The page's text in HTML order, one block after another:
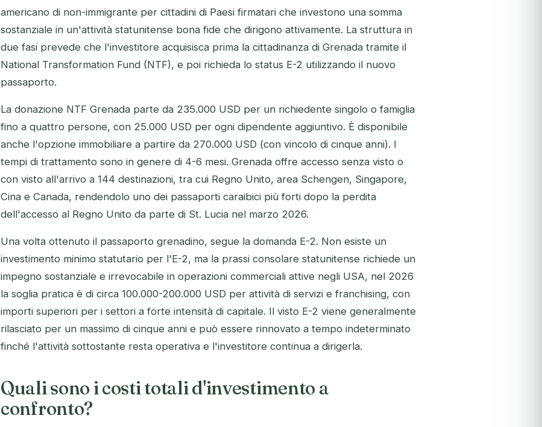
americano di non-immigrante per cittadini di Paesi firmatari che investono una somma
sostanziale in un'attività statunitense bona fide che dirigono attivamente. La struttura in
due fasi prevede che l'investitore acquisisca prima la cittadinanza di Grenada tramite il
National Transformation Fund (NTF), e poi richieda lo status E-2 utilizzando il nuovo
passaporto.
La donazione NTF Grenada parte da 235.000 USD per un richiedente singolo o famiglia
fino a quattro persone, con 25.000 USD per ogni dipendente aggiuntivo. È disponibile
anche l'opzione immobiliare a partire da 270.000 USD (con vincolo di cinque anni). I
tempi di trattamento sono in genere di 4-6 mesi. Grenada offre accesso senza visto o
con visto all'arrivo a 144 destinazioni, tra cui Regno Unito, area Schengen, Singapore,
Cina e Canada, rendendolo uno dei passaporti caraibici più forti dopo la perdita
dell'accesso al Regno Unito da parte di St. Lucia nel marzo 2026.
Una volta ottenuto il passaporto grenadino, segue la domanda E-2. Non esiste un
investimento minimo statutario per l'E-2, ma la prassi consolare statunitense richiede un
impegno sostanziale e irrevocabile in operazioni commerciali attive negli USA, nel 2026
la soglia pratica è di circa 100.000-200.000 USD per attività di servizi e franchising, con
importi superiori per i settori a forte intensità di capitale. Il visto E-2 viene generalmente
rilasciato per un massimo di cinque anni e può essere rinnovato a tempo indeterminato
finché l'attività sottostante resta operativa e l'investitore continua a dirigerla.
Quali sono i costi totali d'investimento a
confronto?